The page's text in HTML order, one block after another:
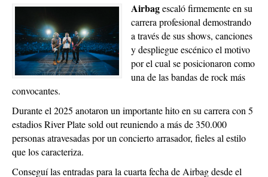
Airbagescaló firmemente en su
carrera profesional demostrando
a través de sus shows, canciones
y despliegue escénico el motivo
por el cual se posicionaron como
una de las bandas de rock más
convocantes.
Durante el 2025 anotaron un importante hito en su carrera con 5
estadios River Plate sold out reuniendo a más de 350.000
personas atravesadas por un concierto arrasador, fieles al estilo
que los caracteriza.
Conseguí las entradas para la cuarta fecha de Airbag desde el